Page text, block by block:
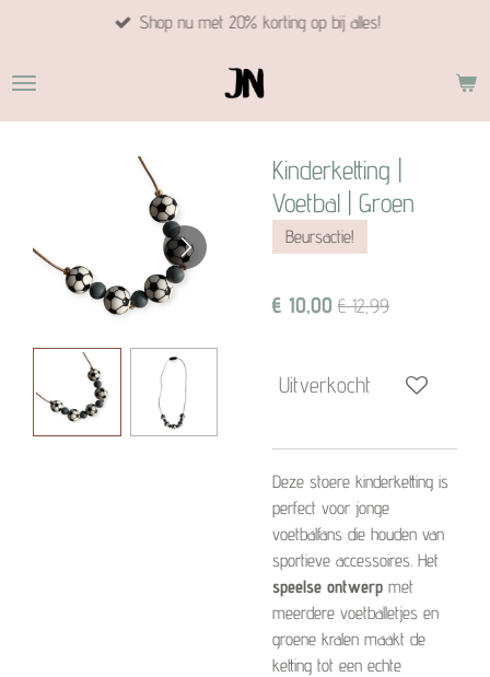
naar
hoofdinhoud
Shop nu met 20% korting op bij alles!
Kinderketting |
Voetbal | Groen
Beursactie!
€ 10,00 € 12,99
Uitverkocht
Deze stoere kinderketting is
perfect voor jonge
voetbalfans die houden van
sportieve accessoires. Het
speelse ontwerp met
meerdere voetballetjes en
groene kralen maakt de
ketting tot een echte